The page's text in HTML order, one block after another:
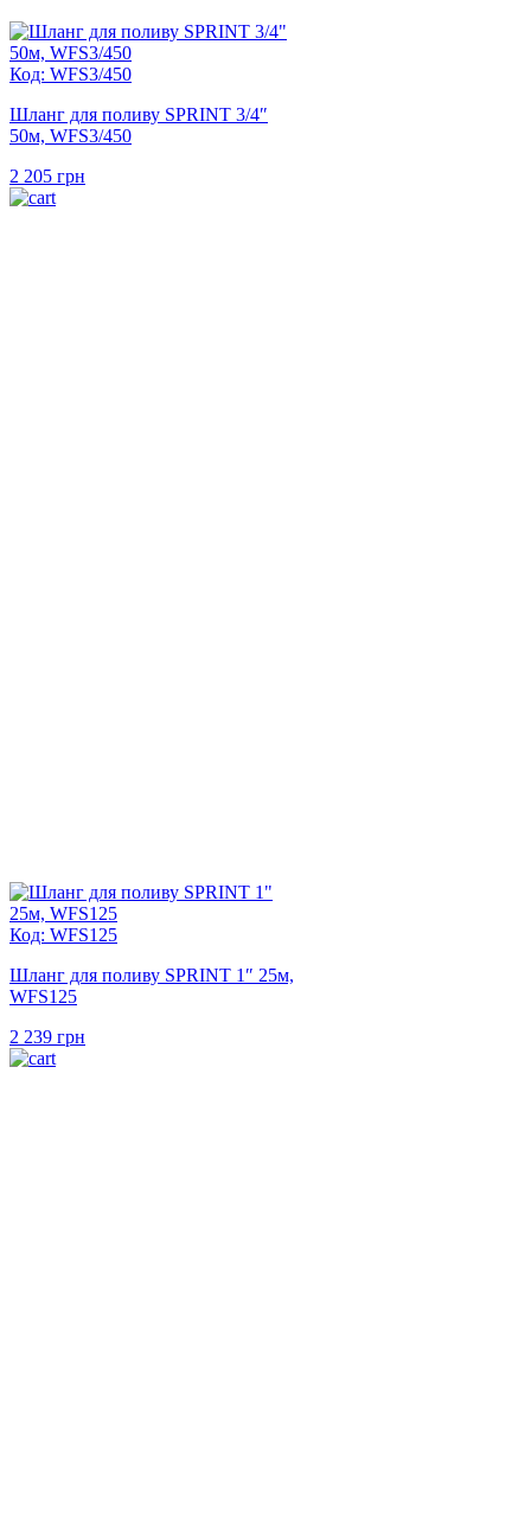
Код: WFS3/450
Шланг для поливу SPRINT 3/4″
50м, WFS3/450
2 205 грн
Код: WFS125
Шланг для поливу SPRINT 1″ 25м,
WFS125
2 239 грн